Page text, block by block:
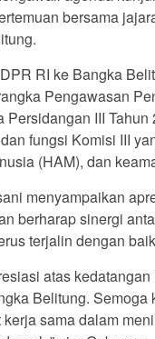
bersama
RI ke Bangka
Pengawasan
Persidangan III Tahun
fungsi Komisi III
(HAM), dan
menyampaikan
berharap sinergi
terjalin dengan
atas
Belitung. Semoga
sama dalam